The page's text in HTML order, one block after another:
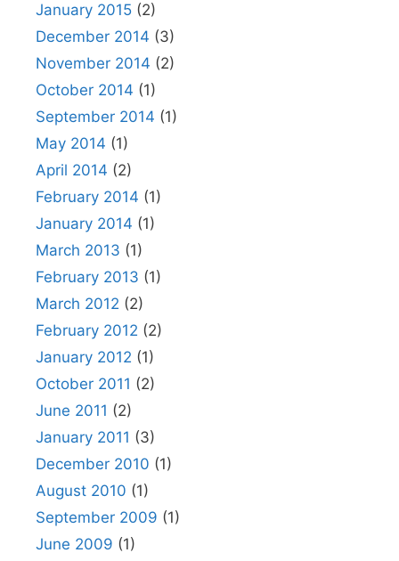
January 2015 (2)
December 2014 (3)
November 2014 (2)
October 2014 (1)
September 2014 (1)
May 2014 (1)
April 2014 (2)
February 2014 (1)
January 2014 (1)
March 2013 (1)
February 2013 (1)
March 2012 (2)
February 2012 (2)
January 2012 (1)
October 2011 (2)
June 2011 (2)
January 2011 (3)
December 2010 (1)
August 2010 (1)
September 2009 (1)
June 2009 (1)